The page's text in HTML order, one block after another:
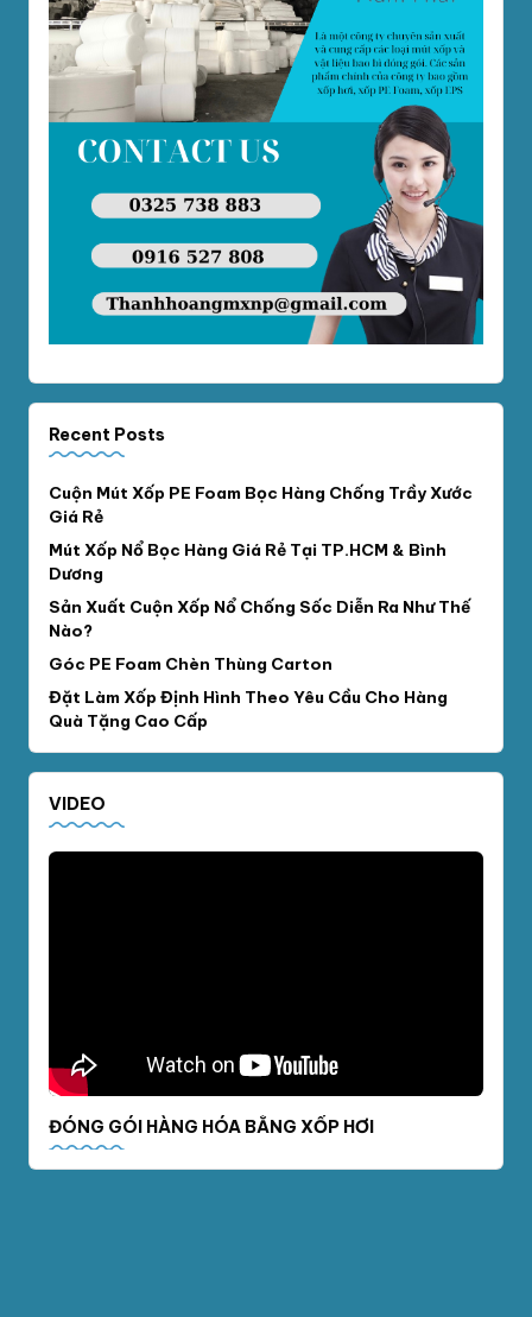
Recent Posts
Cuộn Mút Xốp PE Foam Bọc Hàng Chống Trầy Xước
Giá Rẻ
Mút Xốp Nổ Bọc Hàng Giá Rẻ Tại TP.HCM & Bình
Dương
Sản Xuất Cuộn Xốp Nổ Chống Sốc Diễn Ra Như Thế
Nào?
Góc PE Foam Chèn Thùng Carton
Đặt Làm Xốp Định Hình Theo Yêu Cầu Cho Hàng
Quà Tặng Cao Cấp
VIDEO
ĐÓNG GÓI HÀNG HÓA BẰNG XỐP HƠI